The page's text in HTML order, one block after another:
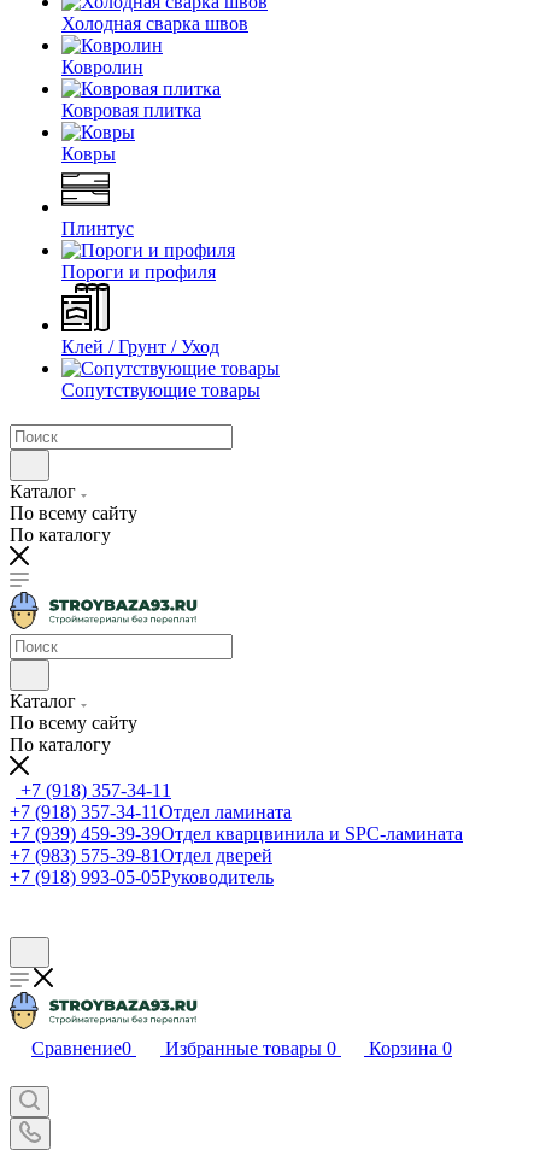
Холодная сварка швов
Ковролин
Ковровая плитка
Ковры
Плинтус
Пороги и профиля
Клей / Грунт / Уход
Сопутствующие товары
Каталог
По всему сайту
По каталогу
Каталог
По всему сайту
По каталогу
+7 (918) 357-34-11
+7 (918) 357-34-11Отдел ламината
+7 (939) 459-39-39Отдел кварцвинила и SPC-ламината
+7 (983) 575-39-81Отдел дверей
+7 (918) 993-05-05Руководитель
Сравнение0 Избранные товары 0 Корзина 0